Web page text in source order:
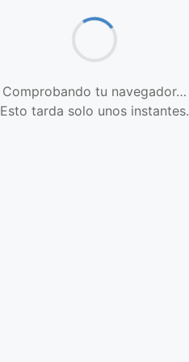
Comprobando tu navegador…
Esto tarda solo unos instantes.